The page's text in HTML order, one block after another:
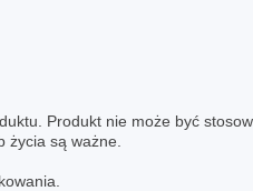
Produkt nie może być
są ważne.